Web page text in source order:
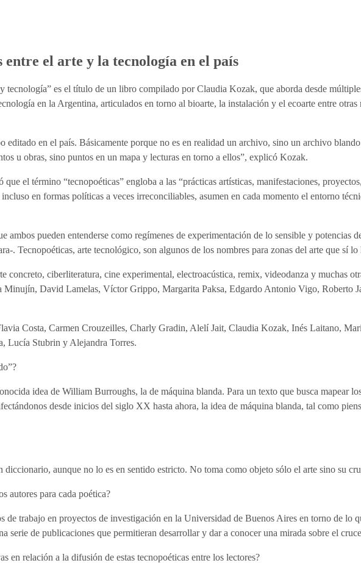
el arte y la tecnología en el país
tecnología” es el título de un libro compilado por Claudia Kozak, que aborda desde
en la Argentina, articulados en torno al bioarte, la instalación y el ecoarte entre otras
editado en el país. Básicamente porque no es en realidad un archivo, sino un archivo
u obras, sino puntos en un mapa y lecturas en torno a ellos”, explicó Kozak.
el término “tecnopoéticas” engloba a las “prácticas artísticas, manifestaciones,
en formas políticas a veces irreconciliables, asumen en cada momento el entorno
ambos pueden entenderse como regímenes de experimentación de lo sensible y potencias
. Tecnopoéticas, arte tecnológico, son algunos de los nombres para zonas del arte que sí lo
concreto, ciberliteratura, cine experimental, electroacústica, remix, videodanza y muchas
Minujín, David Lamelas, Víctor Grippo, Margarita Paksa, Edgardo Antonio Vigo, Roberto
Costa, Carmen Crouzeilles, Charly Gradin, Alelí Jait, Claudia Kozak, Inés Laitano,
Lucía Stubrin y Alejandra Torres.
idea de William Burroughs, la de máquina blanda. Para un texto que busca mapear
desde inicios del siglo XX hasta ahora, la idea de máquina blanda, tal como
diccionario, aunque no lo es en sentido estricto. No toma como objeto sólo el arte sino su
autores para cada poética?
de trabajo en proyectos de investigación en la Universidad de Buenos Aires en torno de lo
serie de publicaciones que permitieran desarrollar y dar a conocer una mirada sobre el
en relación a la difusión de estas tecnopoéticas entre los lectores?